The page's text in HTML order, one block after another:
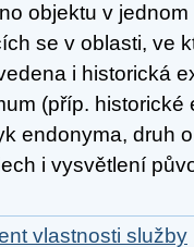
objektu v
se v oblasti, ve
i historická
(příp.
endonyma, druh
i vysvětlení
vlastnosti služby